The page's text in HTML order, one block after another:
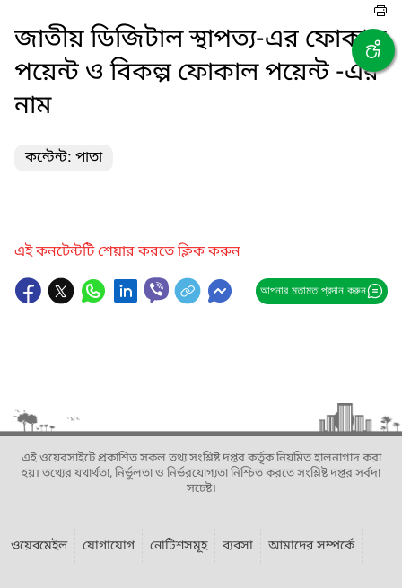
জাতীয় ডিজিটাল স্থাপত্য-এর ফোকাল
পয়েন্ট ও বিকল্প ফোকাল পয়েন্ট -এর
নাম
কন্টেন্ট: পাতা
এই কনটেন্টটি শেয়ার করতে ক্লিক করুন
আপনার মতামত প্রদান করুন
এই ওয়েবসাইটে প্রকাশিত সকল তথ্য সংশ্লিষ্ট দপ্তর কর্তৃক নিয়মিত হালনাগাদ করা
হয়। তথ্যের যথার্থতা, নির্ভুলতা ও নির্ভরযোগ্যতা নিশ্চিত করতে সংশ্লিষ্ট দপ্তর সর্বদা
সচেষ্ট।
ওয়েবমেইল যোগাযোগ নোটিশসমূহ ব্যবসা আমাদের সম্পর্কে